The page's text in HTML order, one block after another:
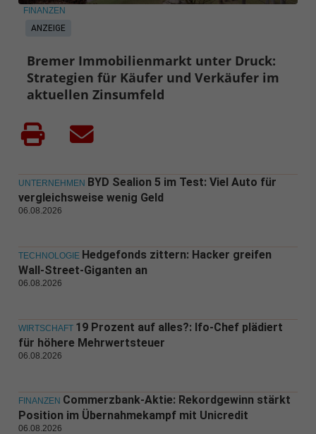
ANZEIGE
FINANZEN
Bremer Immobilienmarkt unter Druck:
Strategien für Käufer und Verkäufer im
aktuellen Zinsumfeld
UNTERNEHMEN BYD Sealion 5 im Test: Viel Auto für
vergleichsweise wenig Geld
06.08.2026
TECHNOLOGIE Hedgefonds zittern: Hacker greifen
Wall-Street-Giganten an
06.08.2026
WIRTSCHAFT 19 Prozent auf alles?: Ifo-Chef plädiert
für höhere Mehrwertsteuer
06.08.2026
FINANZEN Commerzbank-Aktie: Rekordgewinn stärkt
Position im Übernahmekampf mit Unicredit
06.08.2026